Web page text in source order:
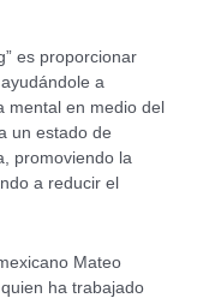
es proporcionar
a
en medio del
un estado de
promoviendo la
a reducir el
Mateo
ha trabajado